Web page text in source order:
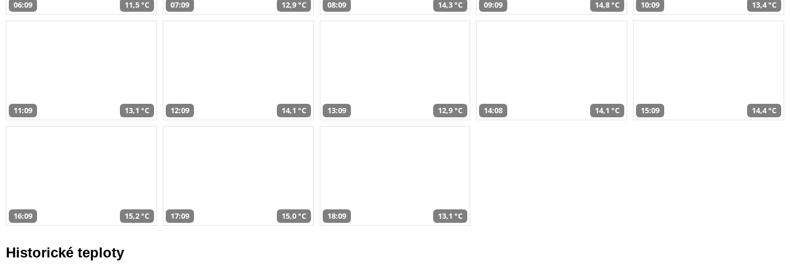
06:09 11,5 °C 07:09 12,9 °C 08:09 14,3 °C 09:09 14,8 °C 10:09 13,4 °C
11:09 13,1 °C 12:09 14,1 °C 13:09 12,9 °C 14:08 14,1 °C 15:09 14,4 °C
16:09 15,2 °C 17:09 15,0 °C 18:09 13,1 °C
Historické teploty